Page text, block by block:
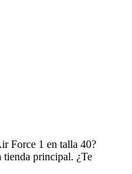
Force 1 en talla 40?
tienda principal. ¿Te